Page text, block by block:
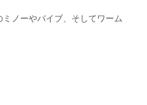
ノーやバイブ、そしてワーム